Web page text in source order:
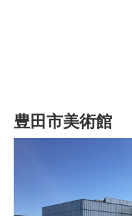
豊田市美術館